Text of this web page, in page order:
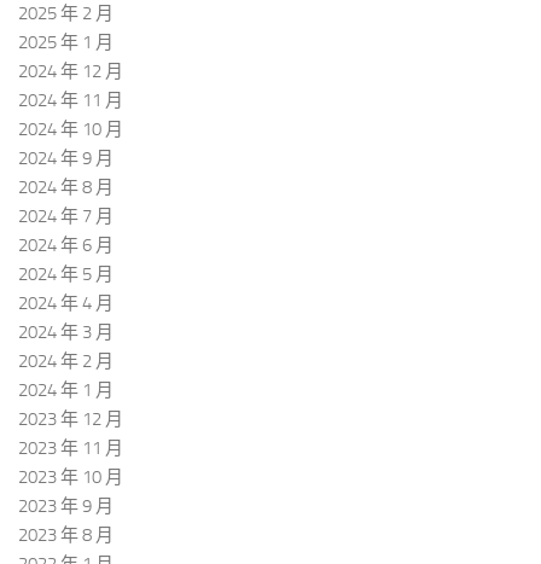
2025 年 2 月
2025 年 1 月
2024 年 12 月
2024 年 11 月
2024 年 10 月
2024 年 9 月
2024 年 8 月
2024 年 7 月
2024 年 6 月
2024 年 5 月
2024 年 4 月
2024 年 3 月
2024 年 2 月
2024 年 1 月
2023 年 12 月
2023 年 11 月
2023 年 10 月
2023 年 9 月
2023 年 8 月